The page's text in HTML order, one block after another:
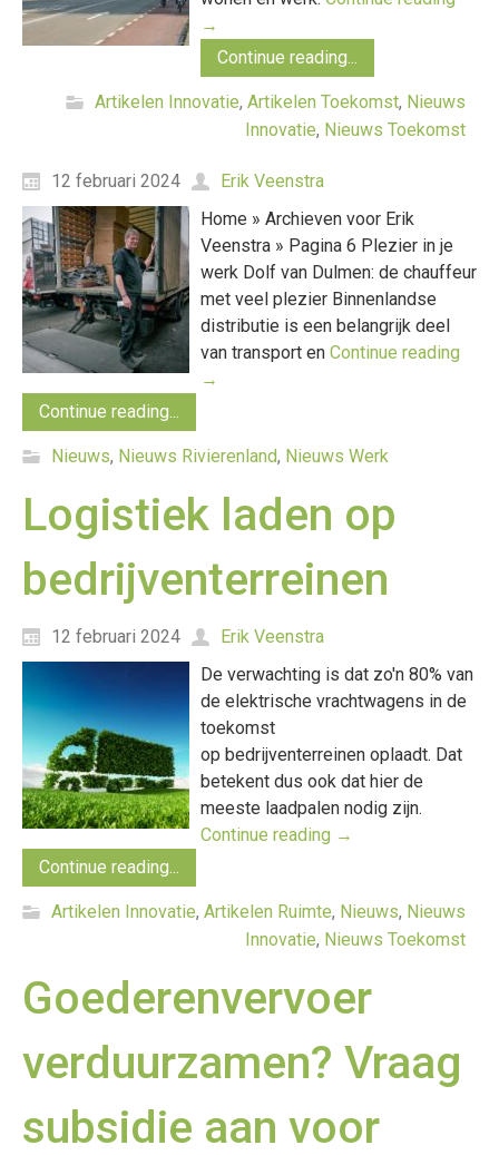
→
Continue reading...
Artikelen Innovatie, Artikelen Toekomst, Nieuws
Innovatie, Nieuws Toekomst
12 februari 2024
Erik Veenstra
Home » Archieven voor Erik
Veenstra » Pagina 6 Plezier in je
werk Dolf van Dulmen: de chauffeur
met veel plezier Binnenlandse
distributie is een belangrijk deel
van transport en Continue reading
→
Continue reading...
Nieuws, Nieuws Rivierenland, Nieuws Werk
Logistiek laden op
bedrijventerreinen
12 februari 2024
Erik Veenstra
De verwachting is dat zo'n 80% van
de elektrische vrachtwagens in de
toekomst
op bedrijventerreinen oplaadt. Dat
betekent dus ook dat hier de
meeste laadpalen nodig zijn.
Continue reading →
Continue reading...
Artikelen Innovatie, Artikelen Ruimte, Nieuws, Nieuws
Innovatie, Nieuws Toekomst
Goederenvervoer
verduurzamen? Vraag
subsidie aan voor